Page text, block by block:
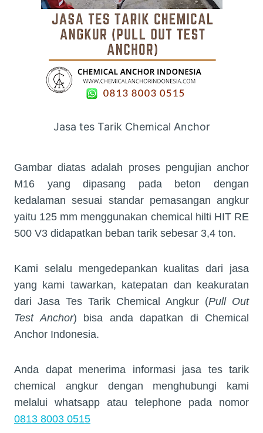
Jasa tes Tarik Chemical Anchor
Gambar diatas adalah proses pengujian anchor
M16 yang dipasang pada beton dengan
kedalaman sesuai standar pemasangan angkur
yaitu 125 mm menggunakan chemical hilti HIT RE
500 V3 didapatkan beban tarik sebesar 3,4 ton.
Kami selalu mengedepankan kualitas dari jasa
yang kami tawarkan, katepatan dan keakuratan
dari Jasa Tes Tarik Chemical Angkur (Pull Out
Test Anchor) bisa anda dapatkan di Chemical
Anchor Indonesia.
Anda dapat menerima informasi jasa tes tarik
chemical angkur dengan menghubungi kami
melalui whatsapp atau telephone pada nomor
0813 8003 0515